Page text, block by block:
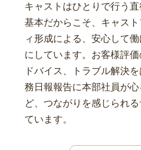
キャストはひとりで行う
基本だからこそ、キャス
ィ形成による、安心して
にしています。お客様評
ドバイス、トラブル解決
務日報報告に本部社員が
ど、つながりを感じられ
ています。